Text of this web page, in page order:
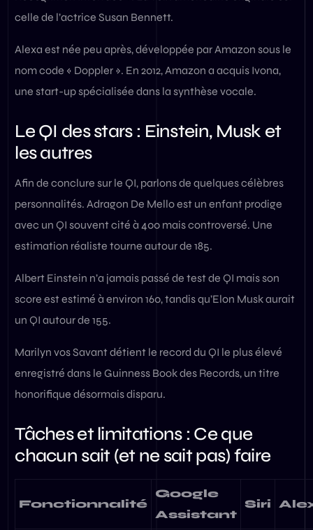
celle de l’actrice Susan Bennett.
Alexa est née peu après, développée par Amazon sous le
nom code « Doppler ». En 2012, Amazon a acquis Ivona,
une start-up spécialisée dans la synthèse vocale.
Le QI des stars : Einstein, Musk et
les autres
Afin de conclure sur le QI, parlons de quelques célèbres
personnalités. Adragon De Mello est un enfant prodige
avec un QI souvent cité à 400 mais controversé. Une
estimation réaliste tourne autour de 185.
Albert Einstein n’a jamais passé de test de QI mais son
score est estimé à environ 160, tandis qu’Elon Musk aurait
un QI autour de 155.
Marilyn vos Savant détient le record du QI le plus élevé
enregistré dans le Guinness Book des Records, un titre
honorifique désormais disparu.
Tâches et limitations : Ce que
chacun sait (et ne sait pas) faire
Fonctionnalité
Google
Assistant
Siri